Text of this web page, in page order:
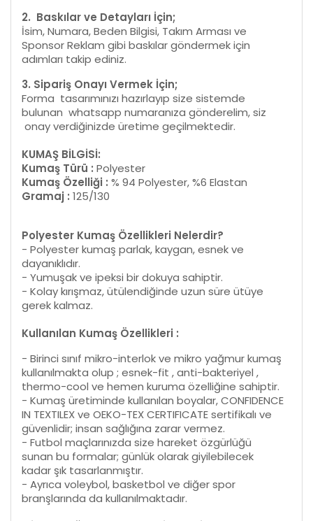
2. Baskılar ve Detayları İçin;
İsim, Numara, Beden Bilgisi, Takım Arması ve
Sponsor Reklam gibi baskılar göndermek için
adımları takip ediniz.
3. Sipariş Onayı Vermek İçin;
Forma tasarımınızı hazırlayıp size sistemde
bulunan whatsapp numaranıza gönderelim, siz
onay verdiğinizde üretime geçilmektedir.
KUMAŞ BİLGİSİ:
Kumaş Türü : Polyester
Kumaş Özelliği : % 94 Polyester, %6 Elastan
Gramaj : 125/130
Polyester Kumaş Özellikleri Nelerdir?
- Polyester kumaş parlak, kaygan, esnek ve
dayanıklıdır.
- Yumuşak ve ipeksi bir dokuya sahiptir.
- Kolay kırışmaz, ütülendiğinde uzun süre ütüye
gerek kalmaz.
Kullanılan Kumaş Özellikleri :
- Birinci sınıf mikro-interlok ve mikro yağmur kumaş
kullanılmakta olup ; esnek-fit , anti-bakteriyel ,
thermo-cool ve hemen kuruma özelliğine sahiptir.
- Kumaş üretiminde kullanılan boyalar, CONFIDENCE
IN TEXTILEX ve OEKO-TEX CERTIFICATE sertifikalı ve
güvenlidir; insan sağlığına zarar vermez.
- Futbol maçlarınızda size hareket özgürlüğü
sunan bu formalar; günlük olarak giyilebilecek
kadar şık tasarlanmıştır.
- Ayrıca voleybol, basketbol ve diğer spor
branşlarında da kullanılmaktadır.